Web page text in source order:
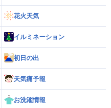
花火天気
イルミネーション
初日の出
天気痛予報
お洗濯情報